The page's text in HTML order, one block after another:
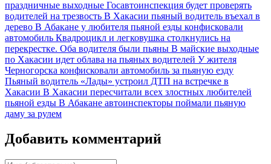
праздничные выходные Госавтоинспекция будет проверять
водителей на трезвость В Хакасии пьяный водитель въехал в
дерево В Абакане у любителя пьяной езды конфисковали
автомобиль Квадроцикл и легковушка столкнулись на
перекрестке. Оба водителя были пьяны В майские выходные
по Хакасии идет облава на пьяных водителей У жителя
Черногорска конфисковали автомобиль за пьяную езду
Пьяный водитель «Лады» устроил ДТП на встречке в
Хакасии В Хакасии пересчитали всех злостных любителей
пьяной езды В Абакане автоинспекторы поймали пьяную
даму за рулем
Добавить комментарий